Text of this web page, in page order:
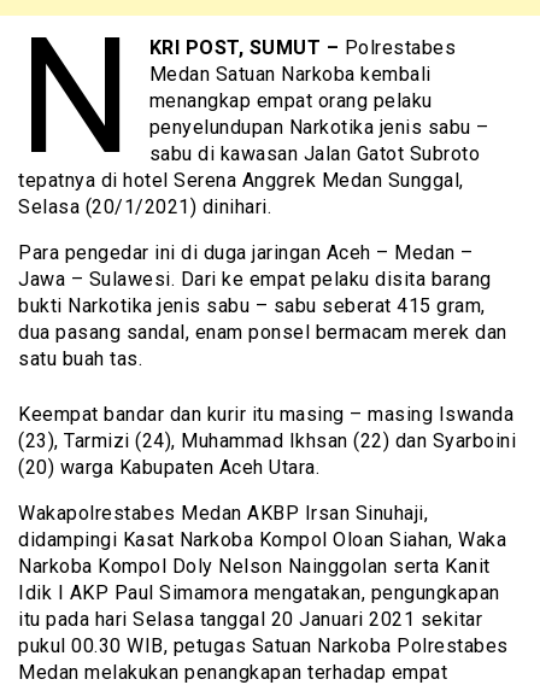
N KRI POST, SUMUT – Polrestabes
Medan Satuan Narkoba kembali
menangkap empat orang pelaku
penyelundupan Narkotika jenis sabu –
sabu di kawasan Jalan Gatot Subroto
tepatnya di hotel Serena Anggrek Medan Sunggal,
Selasa (20/1/2021) dinihari.
Para pengedar ini di duga jaringan Aceh – Medan –
Jawa – Sulawesi. Dari ke empat pelaku disita barang
bukti Narkotika jenis sabu – sabu seberat 415 gram,
dua pasang sandal, enam ponsel bermacam merek dan
satu buah tas.
Keempat bandar dan kurir itu masing – masing Iswanda
(23), Tarmizi (24), Muhammad Ikhsan (22) dan Syarboini
(20) warga Kabupaten Aceh Utara.
Wakapolrestabes Medan AKBP Irsan Sinuhaji,
didampingi Kasat Narkoba Kompol Oloan Siahan, Waka
Narkoba Kompol Doly Nelson Nainggolan serta Kanit
Idik I AKP Paul Simamora mengatakan, pengungkapan
itu pada hari Selasa tanggal 20 Januari 2021 sekitar
pukul 00.30 WIB, petugas Satuan Narkoba Polrestabes
Medan melakukan penangkapan terhadap empat